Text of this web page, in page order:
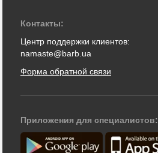
Контакты:
Центр поддержки клиентов:
namaste@barb.ua
Форма обратной связи
Приложения для специалистов: